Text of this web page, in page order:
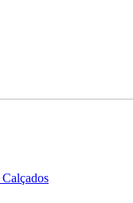
Calçados